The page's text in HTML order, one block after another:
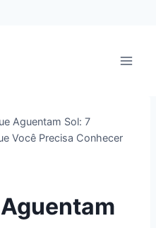
Aguentam Sol: 7
Você Precisa Conhecer